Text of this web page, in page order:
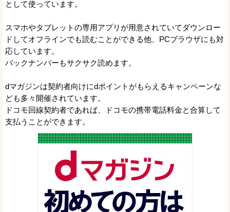
として使っています。
スマホやタブレットの専用アプリが用意されていてダウンロー
ドしてオフラインでも読むことができる他、PCブラウザにも対
応しています。
バックナンバーもサクサク読めます。
dマガジンは契約者向けにdポイントがもらえるキャンペーンな
ども多々開催されています。
ドコモ回線契約者であれば、ドコモの携帯電話料金と合算して
支払うことができます。